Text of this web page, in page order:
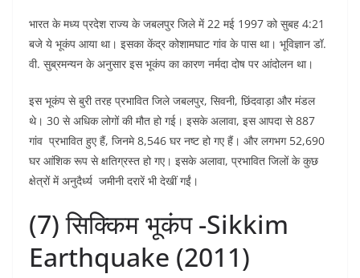
भारत के मध्य प्रदेश राज्य के जबलपुर जिले में 22 मई 1997 को सुबह 4:21
बजे ये भूकंप आया था। इसका केंद्र कोशामघाट गांव के पास था। भूविज्ञान डॉ.
वी. सुब्रमन्यन के अनुसार इस भूकंप का कारण नर्मदा दोष पर आंदोलन था।
इस भूकंप से बुरी तरह प्रभावित जिले जबलपुर, सिवनी, छिंदवाड़ा और मंडल
थे। 30 से अधिक लोगों की मौत हो गई। इसके अलावा, इस आपदा से 887
गांव प्रभावित हुए हैं, जिनमे 8,546 घर नष्ट हो गए हैं। और लगभग 52,690
घर आंशिक रूप से क्षतिग्रस्त हो गए। इसके अलावा, प्रभावित जिलों के कुछ
क्षेत्रों में अनुदैर्ध्य जमीनी दरारें भी देखीं गईं।
(7) सिक्किम भूकंप -Sikkim
Earthquake (2011)